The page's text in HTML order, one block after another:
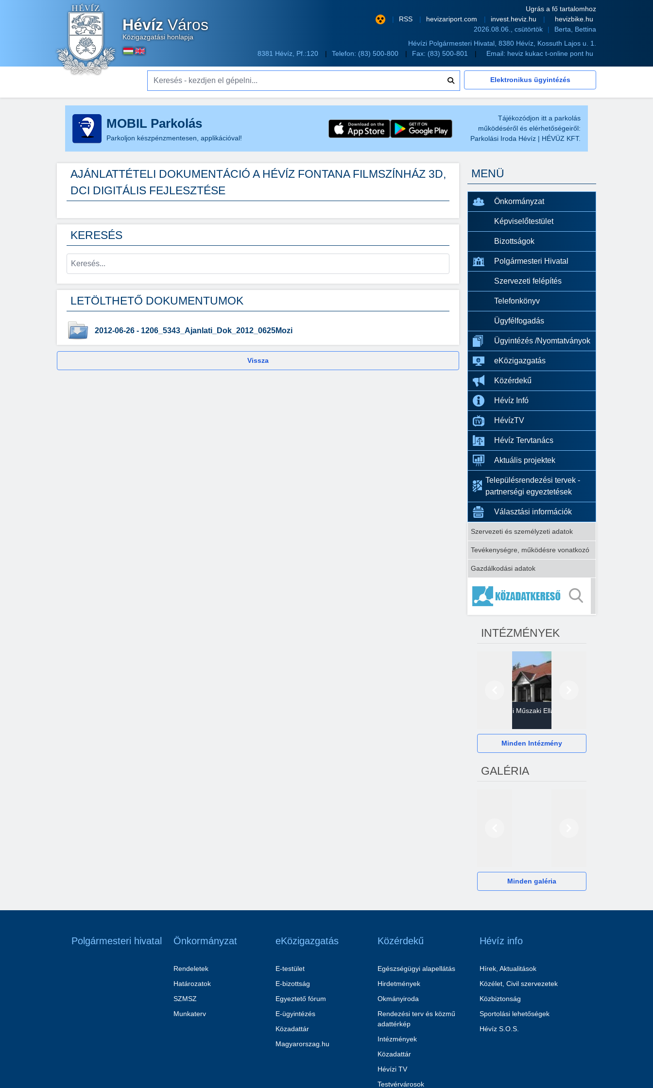
HévízVáros
Közigazgatási honlapja
Ugrás a fő tartalomhoz
RSS
hevizariport.com invest.heviz.hu
hevizbike.hu
2026.08.06., csütörtök
Berta, Bettina
Hévízi Polgármesteri Hivatal, 8380 Hévíz, Kossuth Lajos u. 1.
8381 Hévíz, Pf.:120
Telefon: (83) 500-800 Fax: (83) 500-801 Email: heviz kukac t-online pont hu
Keresés - kezdjen el gépelni...
Elektronikus ügyintézés
MOBIL Parkolás
Parkoljon készpénzmentesen, applikációval!
Tájékozódjon itt a parkolás
működéséről és elérhetőségeiről:
Parkolási Iroda Hévíz | HÉVÜZ KFT.
AJÁNLATTÉTELI DOKUMENTÁCIÓ A HÉVÍZ FONTANA FILMSZÍNHÁZ 3D,
DCI DIGITÁLIS FEJLESZTÉSE
KERESÉS
LETÖLTHETŐ DOKUMENTUMOK
2012-06-26 - 1206_5343_Ajanlati_Dok_2012_0625Mozi
Vissza
MENÜ
Önkormányzat
Képviselőtestület
Bizottságok
Polgármesteri Hivatal
Szervezeti felépítés
Telefonkönyv
Ügyfélfogadás
Ügyintézés /Nyomtatványok
eKözigazgatás
Közérdekű
Hévíz Infó
HévízTV
Hévíz Tervtanács
Aktuális projektek
Településrendezési tervek -
partnerségi egyeztetések
Választási információk
Szervezeti és személyzeti adatok
Tevékenységre, működésre vonatkozó
Gazdálkodási adatok
INTÉZMÉNYEK
Gazdasági Műszaki Ellátó
Minden Intézmény
GALÉRIA
Minden galéria
Polgármesteri hivatal Önkormányzat
Rendeletek
Határozatok
SZMSZ
Munkaterv
eKözigazgatás
E-testület
E-bizottság
Egyeztető fórum
E-ügyintézés
Közadattár
Magyarorszag.hu
Közérdekű
Egészségügyi alapellátás
Hirdetmények
Okmányiroda
Rendezési terv és közmű
adattérkép
Intézmények
Közadattár
Hévízi TV
Testvérvárosok
Hévíz info
Hírek, Aktualitások
Közélet, Civil szervezetek
Közbiztonság
Sportolási lehetőségek
Hévíz S.O.S.